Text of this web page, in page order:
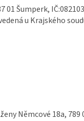
Šumperk,
u Krajského
Němcové 18a, 789